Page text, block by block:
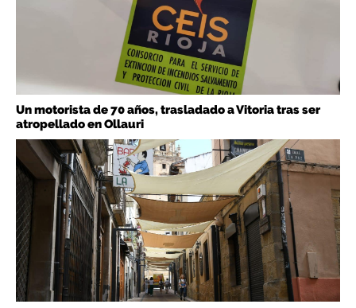
Un motorista de 70 años, trasladado a Vitoria tras ser
atropellado en Ollauri